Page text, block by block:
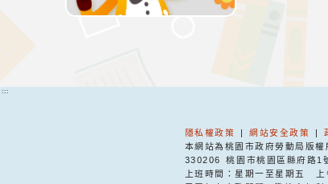
:::
隱私權政策 |網站安全政策 |
本網站為桃園市政府勞動局版權
330206 桃園市桃園區縣府路1
上班時間：星期一至星期五